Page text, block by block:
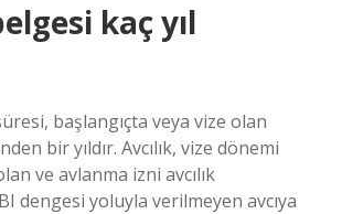
kaç yıl
başlangıçta veya vize olan
bir yıldır. Avcılık, vize dönemi
ve avlanma izni avcılık
dengesi yoluyla verilmeyen avcıya